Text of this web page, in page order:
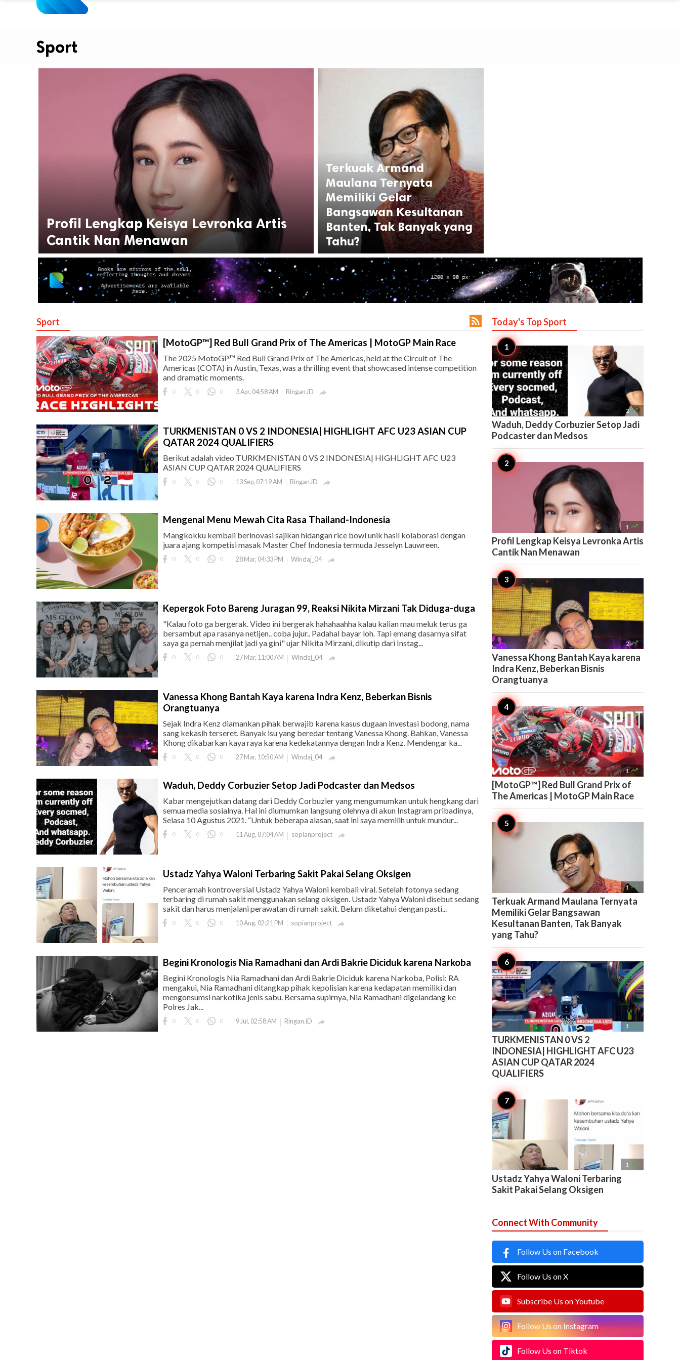
Sport
Profil Lengkap Keisya Levronka Artis
Cantik Nan Menawan
Terkuak Armand
Maulana Ternyata
Memiliki Gelar
Bangsawan Kesultanan
Banten, Tak Banyak yang
Tahu?
Sport 
[MotoGP™] Red Bull Grand Prix of The Americas | MotoGP Main Race
The 2025 MotoGP™ Red Bull Grand Prix of The Americas, held at the Circuit of The
Americas (COTA) in Austin, Texas, was a thrilling event that showcased intense competition
and dramatic moments.
0 0 0 3 Apr, 04:58 AM Ringan.iD 
TURKMENISTAN 0 VS 2 INDONESIA| HIGHLIGHT AFC U23 ASIAN CUP
QATAR 2024 QUALIFIERS
Berikut adalah video TURKMENISTAN 0 VS 2 INDONESIA| HIGHLIGHT AFC U23
ASIAN CUP QATAR 2024 QUALIFIERS
0 0 0 13 Sep, 07:19 AM Ringan.iD 
Mengenal Menu Mewah Cita Rasa Thailand-Indonesia
Mangkokku kembali berinovasi sajikan hidangan rice bowl unik hasil kolaborasi dengan
juara ajang kompetisi masak Master Chef Indonesia termuda Jesselyn Lauwreen.
0 0 0 28 Mar, 04:33 PM Windaj_04 
Kepergok Foto Bareng Juragan 99, Reaksi Nikita Mirzani Tak Diduga-duga
"Kalau foto ga bergerak. Video ini bergerak hahahaahha kalau kalian mau meluk terus ga
bersambut apa rasanya netijen.. coba jujur.. Padahal bayar loh. Tapi emang dasarnya sifat
saya ga pernah menjilat jadi ya gini" ujar Nikita Mirzani, dikutip dari Instag...
0 0 0 27 Mar, 11:00 AM Windaj_04 
Vanessa Khong Bantah Kaya karena Indra Kenz, Beberkan Bisnis
Orangtuanya
Sejak Indra Kenz diamankan pihak berwajib karena kasus dugaan investasi bodong, nama
sang kekasih terseret. Banyak isu yang beredar tentang Vanessa Khong. Bahkan, Vanessa
Khong dikabarkan kaya raya karena kedekatannya dengan Indra Kenz. Mendengar ka...
0 0 0 27 Mar, 10:50 AM Windaj_04 
Waduh, Deddy Corbuzier Setop Jadi Podcaster dan Medsos
Kabar mengejutkan datang dari Deddy Corbuzier yang mengumumkan untuk hengkang dari
semua media sosialnya. Hal ini diumumkan langsung olehnya di akun Instagram pribadinya,
Selasa 10 Agustus 2021. “Untuk beberapa alasan, saat ini saya memilih untuk mundur...
0 0 0 11 Aug, 07:04 AM sopianproject 
Ustadz Yahya Waloni Terbaring Sakit Pakai Selang Oksigen
Penceramah kontroversial Ustadz Yahya Waloni kembali viral. Setelah fotonya sedang
terbaring di rumah sakit menggunakan selang oksigen. Ustadz Yahya Waloni disebut sedang
sakit dan harus menjalani perawatan di rumah sakit. Belum diketahui dengan pasti...
0 0 0 10 Aug, 02:21 PM sopianproject 
Begini Kronologis Nia Ramadhani dan Ardi Bakrie Diciduk karena Narkoba
Begini Kronologis Nia Ramadhani dan Ardi Bakrie Diciduk karena Narkoba, Polisi: RA
mengakui, Nia Ramadhani ditangkap pihak kepolisian karena kedapatan memiliki dan
mengonsumsi narkotika jenis sabu. Bersama supirnya, Nia Ramadhani digelandang ke
Polres Jak...
0 0 0 9 Jul, 02:58 AM Ringan.iD 
Today's TopSport
2 
Waduh, Deddy Corbuzier Setop Jadi
Podcaster dan Medsos
1 
Profil Lengkap Keisya Levronka Artis
Cantik Nan Menawan
2 
Vanessa Khong Bantah Kaya karena
Indra Kenz, Beberkan Bisnis
Orangtuanya
1 
[MotoGP™] Red Bull Grand Prix of
The Americas | MotoGP Main Race
1 
Terkuak Armand Maulana Ternyata
Memiliki Gelar Bangsawan
Kesultanan Banten, Tak Banyak
yang Tahu?
1 
TURKMENISTAN 0 VS 2
INDONESIA| HIGHLIGHT AFC U23
ASIAN CUP QATAR 2024
QUALIFIERS
1 
Ustadz Yahya Waloni Terbaring
Sakit Pakai Selang Oksigen
Connect With Community
Follow Us on Facebook
Follow Us on X
Subscribe Us on Youtube
Follow Us on Instagram
Follow Us on Tiktok